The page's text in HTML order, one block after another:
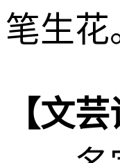
笔生花
【文芸